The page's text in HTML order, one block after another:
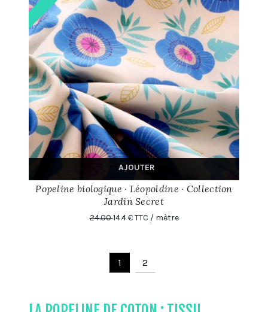
AJOUTER
Popeline biologique · Léopoldine · Collection
Jardin Secret
24.0014.4 € TTC / mètre
1 2